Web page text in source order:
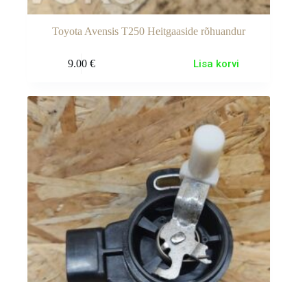
Toyota Avensis T250 Heitgaaside rõhuandur
9.00 € Lisa korvi